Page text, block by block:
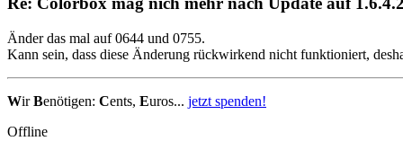
Änder das mal auf 0644 und 0755.
Kann sein, dass diese Änderung rückwirkend nicht funktioniert,
WirBenötigen: Cents, Euros... jetzt spenden!
Offline